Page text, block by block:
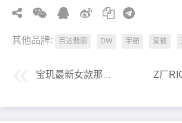
其他品牌: 百达翡丽 DW 宇舶 爱彼